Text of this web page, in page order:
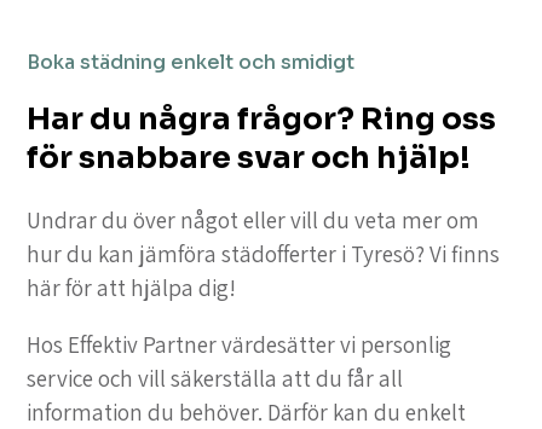
Boka städning enkelt och smidigt
Har du några frågor? Ring oss
för snabbare svar och hjälp!
Undrar du över något eller vill du veta mer om
hur du kan jämföra städofferter i Tyresö? Vi finns
här för att hjälpa dig!
Hos Effektiv Partner värdesätter vi personlig
service och vill säkerställa att du får all
information du behöver. Därför kan du enkelt